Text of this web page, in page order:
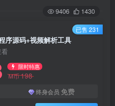
9406 1430
序源码+视频解析工具
看
限时特惠
M币198
终身会员 免费
已售 231